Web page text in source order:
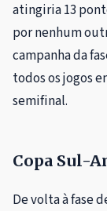
atingiria 13
por nenhum
campanha da
todos os jogos
semifinal.
Copa Sul-
De volta à fase